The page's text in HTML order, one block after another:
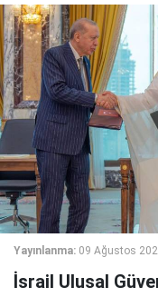
Yayınlanma: 09 Ağustos
İsrail Ulusal